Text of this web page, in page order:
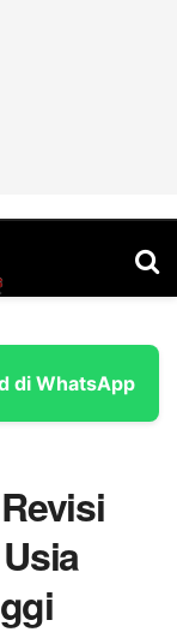
di WhatsApp